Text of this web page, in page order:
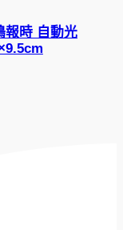
報時 自動光